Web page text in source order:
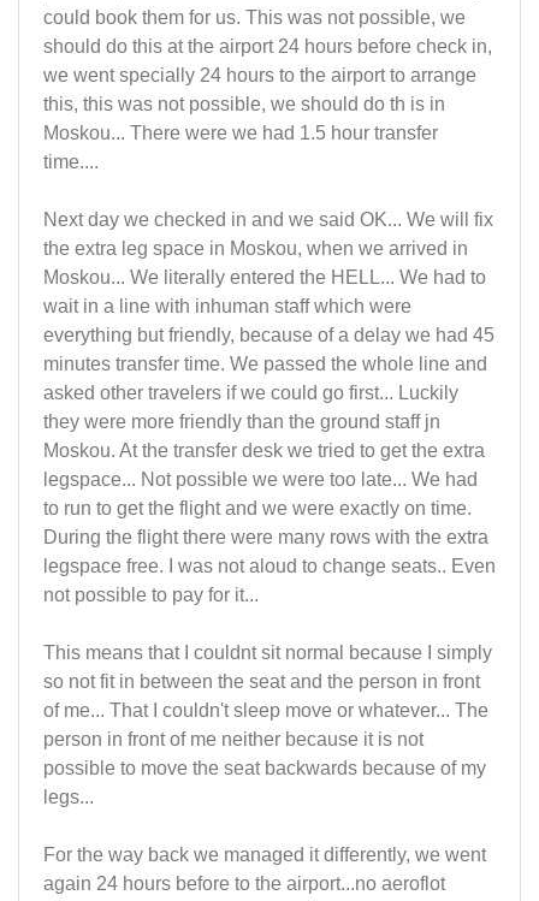
could book them for us. This was not possible, we
should do this at the airport 24 hours before check in,
we went specially 24 hours to the airport to arrange
this, this was not possible, we should do th is in
Moskou... There were we had 1.5 hour transfer
time....
Next day we checked in and we said OK... We will fix
the extra leg space in Moskou, when we arrived in
Moskou... We literally entered the HELL... We had to
wait in a line with inhuman staff which were
everything but friendly, because of a delay we had 45
minutes transfer time. We passed the whole line and
asked other travelers if we could go first... Luckily
they were more friendly than the ground staff jn
Moskou. At the transfer desk we tried to get the extra
legspace... Not possible we were too late... We had
to run to get the flight and we were exactly on time.
During the flight there were many rows with the extra
legspace free. I was not aloud to change seats.. Even
not possible to pay for it...
This means that I couldnt sit normal because I simply
so not fit in between the seat and the person in front
of me... That I couldn't sleep move or whatever... The
person in front of me neither because it is not
possible to move the seat backwards because of my
legs...
For the way back we managed it differently, we went
again 24 hours before to the airport...no aeroflot